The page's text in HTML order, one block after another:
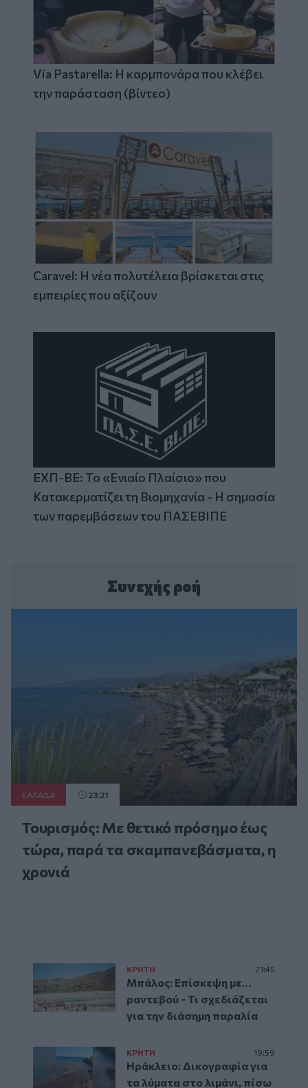
Via Pastarella: Η καρμπονάρα που κλέβει
την παράσταση (βίντεο)
Caravel: Η νέα πολυτέλεια βρίσκεται στις
εμπειρίες που αξίζουν
ΕΧΠ-ΒΕ: Το «Ενιαίο Πλαίσιο» που
Κατακερματίζει τη Βιομηχανία - Η σημασία
των παρεμβάσεων του ΠΑΣΕΒΙΠΕ
Συνεχής ροή
ΕΛΛAΔΑ 23:21
Τουρισμός: Με θετικό πρόσημο έως
τώρα, παρά τα σκαμπανεβάσματα, η
χρονιά
ΚΡΗΤΗ 21:45
Μπάλος: Επίσκεψη με…
ραντεβού - Τι σχεδιάζεται
για την διάσημη παραλία
ΚΡΗΤΗ 19:59
Ηράκλειο: Δικογραφία για
τα λύματα στο λιμάνι, πίσω